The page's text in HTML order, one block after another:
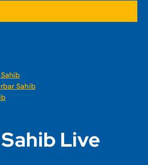
Sahib
Live